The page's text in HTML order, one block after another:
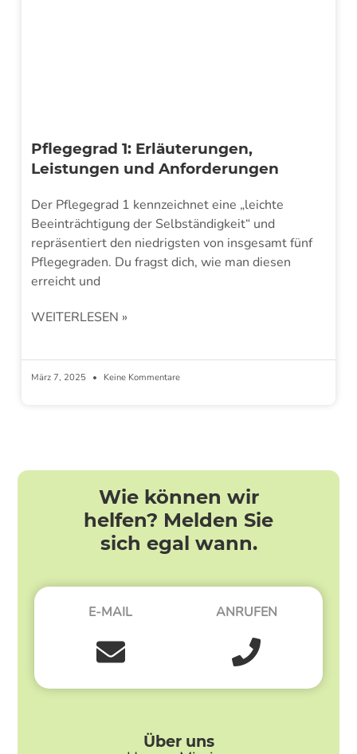
Pflegegrad 1: Erläuterungen,
Leistungen und Anforderungen
Der Pflegegrad 1 kennzeichnet eine „leichte
Beeinträchtigung der Selbständigkeit“ und
repräsentiert den niedrigsten von insgesamt fünf
Pflegegraden. Du fragst dich, wie man diesen
erreicht und
WEITERLESEN »
März 7, 2025 Keine Kommentare
Wie können wir
helfen? Melden Sie
sich egal wann.
E-MAIL ANRUFEN
Über uns